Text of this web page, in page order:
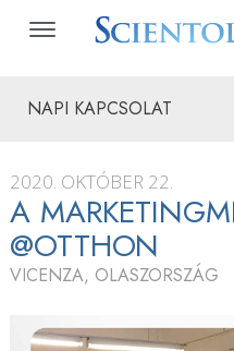
NAPI KAPCSOLAT
2020. OKTÓBER 22.
A
@OTTHON
VICENZA, OLASZORSZÁG